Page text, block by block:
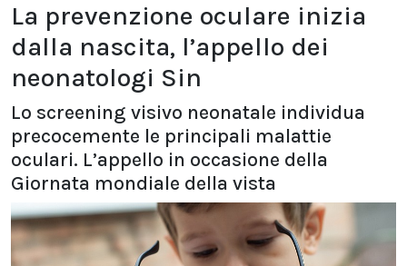
La prevenzione oculare inizia
dalla nascita, l’appello dei
neonatologi Sin
Lo screening visivo neonatale individua
precocemente le principali malattie
oculari. L’appello in occasione della
Giornata mondiale della vista